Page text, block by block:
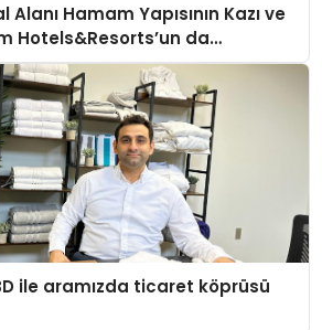
Hamam Yapısının Kazı ve
Hotels&Resorts’un da
ile aramızda ticaret köprüsü